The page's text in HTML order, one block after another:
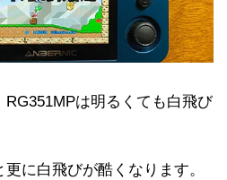
RG351MPは明るくても白飛び
に白飛びが酷くなります。